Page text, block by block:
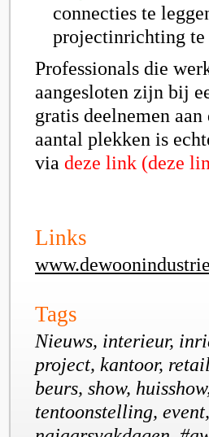
connecties te
projectinrichting te
Professionals die
aangesloten zijn bij
gratis deelnemen
aantal plekken is
via deze link (deze
Links
Tags
Nieuws, interieur,
project, kantoor,
beurs, show,
tentoonstelling,